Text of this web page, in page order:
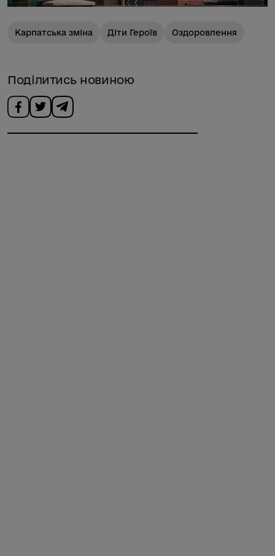
Карпатська зміна Діти Героїв Оздоровлення
Поділитись новиною